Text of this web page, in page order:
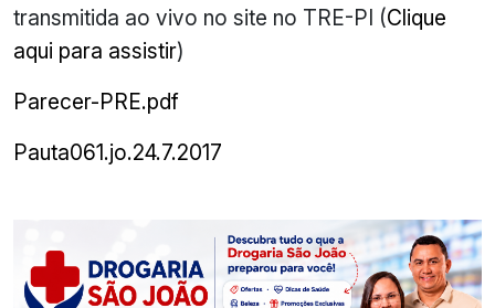
transmitida ao vivo no site no TRE-PI (Clique
aqui para assistir)
Parecer-PRE.pdf
Pauta061.jo.24.7.2017